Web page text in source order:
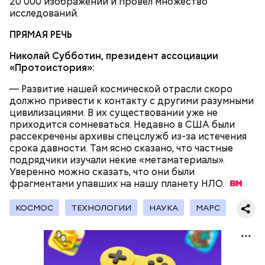
исследований.
ПРЯМАЯ РЕЧЬ
Николай Субботин, президент ассоциации
«Протоистория»:
— Развитие нашей космической отрасли скоро
должно привести к контакту с другими разумными
цивилизациями. В их существовании уже не
приходится сомневаться. Недавно в США были
рассекречены архивы спецслужб из-за истечения
срока давности. Там ясно сказано, что частные
подрядчики изучали некие «метаматериалы».
Уверенно можно сказать, что они были
фрагментами упавших на нашу планету НЛО.
КОСМОС ТЕХНОЛОГИИ НАУКА МАРС
При встрече с шаровой молнией важно не
паниковать, подчеркнул Бычков:
потрогать, особенно металлическими
— Первые двое суток мы постоянно были на ногах.
Каждые два часа ездили делать замеры радиации.
Время от выезда до выезда — на отдых. Работа и
есть работа. Ее надо выполнять, — говорит он.